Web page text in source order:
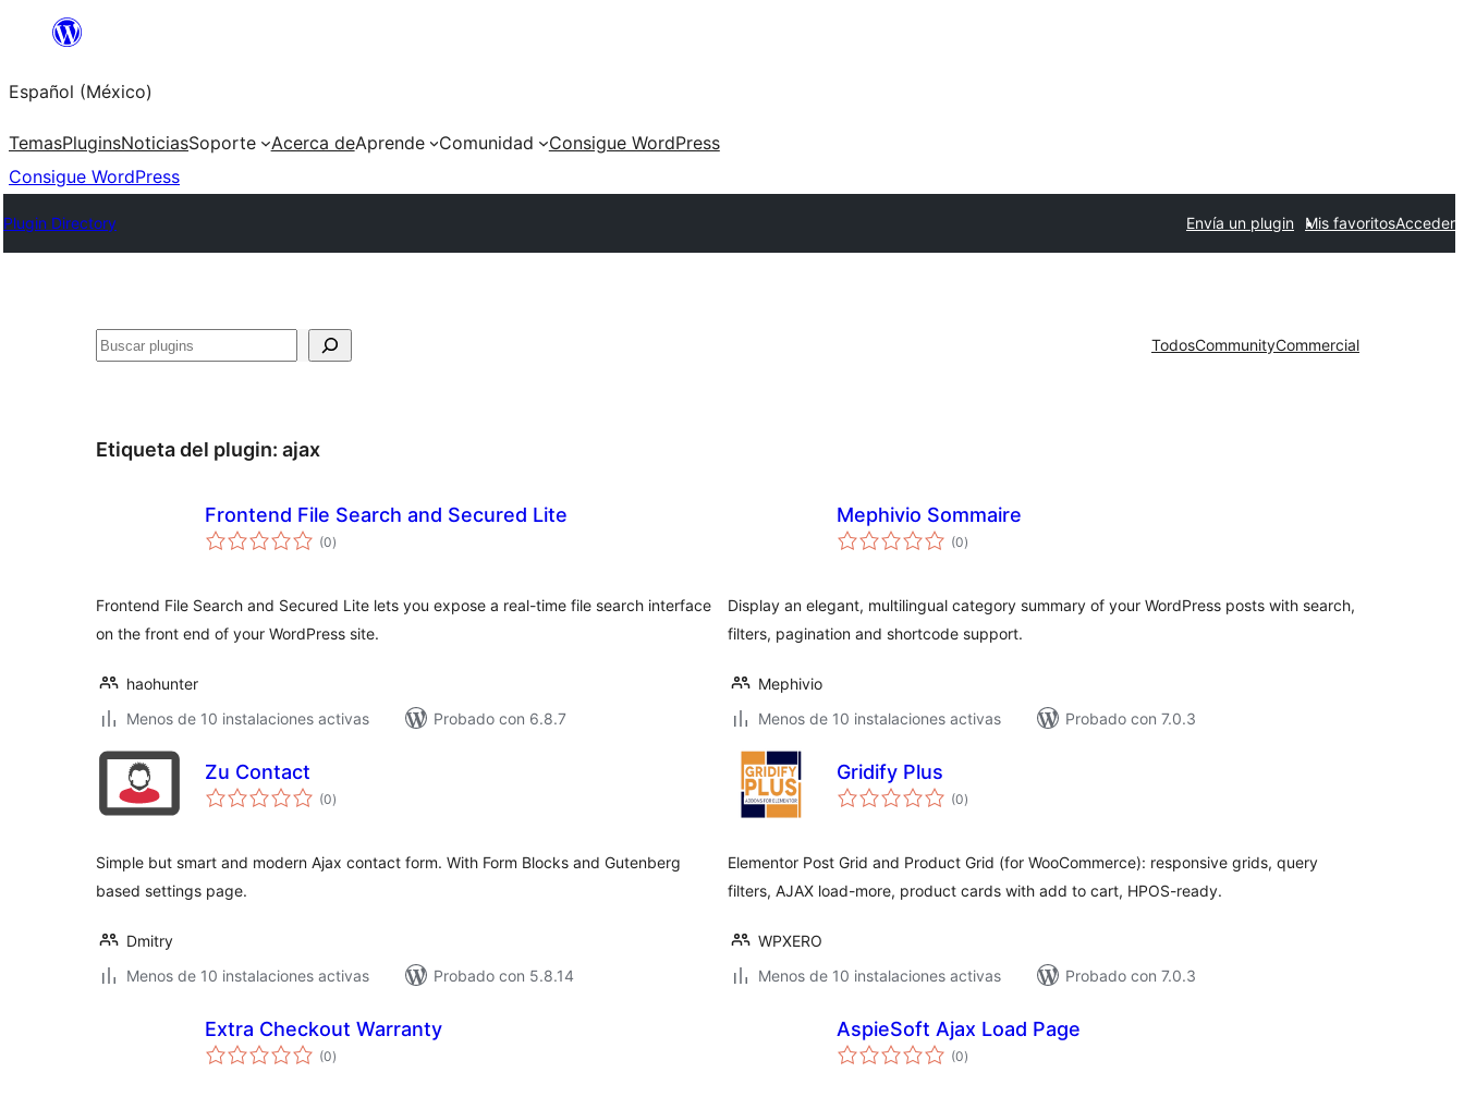
Saltar
contenido
Español (México)
TemasPluginsNoticiasSoporte Acerca deAprende Comunidad
Consigue WordPress
Consigue WordPress
Plugin Directory Envía un plugin Mis favoritosAcceder
Buscar TodosCommunityCommercial
Etiqueta del plugin: ajax
Frontend File Search and Secured Lite
(0total
de
)
Frontend File Search and Secured Lite lets you expose a real-time file search interface
on the front end of your WordPress site.
haohunter
Menos de 10 instalaciones activas
Probado con 6.8.7
Mephivio Sommaire
(0total
de
)
Display an elegant, multilingual category summary of your WordPress posts with search,
filters, pagination and shortcode support.
Mephivio
Menos de 10 instalaciones activas
Probado con 7.0.3
Zu Contact
(0total
de
)
Simple but smart and modern Ajax contact form. With Form Blocks and Gutenberg
based settings page.
Dmitry
Menos de 10 instalaciones activas
Probado con 5.8.14
Gridify Plus
(0total
de
)
Elementor Post Grid and Product Grid (for WooCommerce): responsive grids, query
filters, AJAX load-more, product cards with add to cart, HPOS-ready.
WPXERO
Menos de 10 instalaciones activas
Probado con 7.0.3
Extra Checkout Warranty
(0total
de
)
AspieSoft Ajax Load Page
(0total
de
)